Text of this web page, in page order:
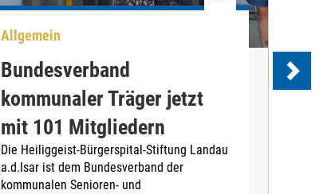
Allgemein
Bundesverband
kommunaler Träger jetzt
mit 101 Mitgliedern
Die Heiliggeist-Bürgerspital-Stiftung Landau
a.d.Isar ist dem Bundesverband der
kommunalen Senioren- und